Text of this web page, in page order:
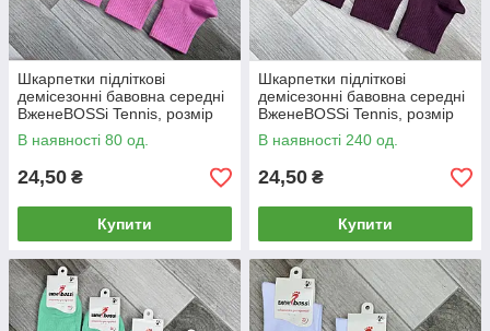
Шкарпетки підліткові
демісезонні бавовна середні
ВженеBOSSі Tennis, розмір
23 (36-38), рожеві, 012888
В наявності 80 од.
24,50 ₴
Купити
Шкарпетки підліткові
демісезонні бавовна середні
ВженеBOSSі Tennis, розмір
23 (36-38), чорничні, 012887
В наявності 240 од.
24,50 ₴
Купити